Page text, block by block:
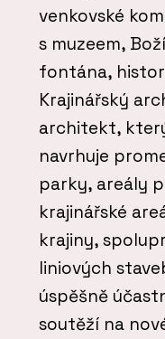
venkovské
s muzeem,
fontána,
Krajinářský
architekt,
navrhuje
parky, areály
krajinářské
krajiny,
liniových
úspěšně
soutěží na